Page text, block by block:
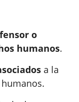
o
humanos.
a la